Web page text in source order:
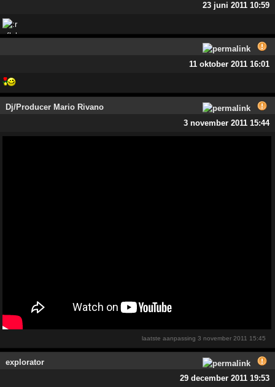
23 juni 2011 10:59
11 oktober 2011 16:01
Dj/Producer Mario Rivano
3 november 2011 15:44
laatste aanpassing3 november 2011 15:45
explorator
29 december 2011 19:53